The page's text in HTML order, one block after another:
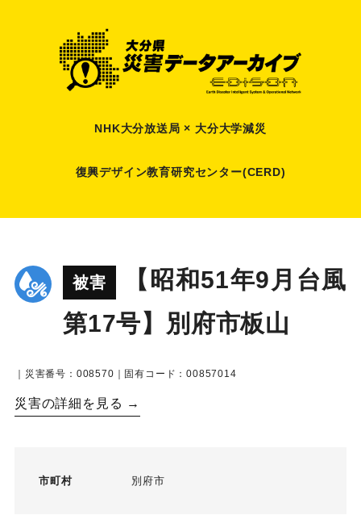
NHK大分放送局 × 大分大学減災
復興デザイン教育研究センター(CERD)
被害
【昭和51年9月台風
第17号】別府市板山
｜災害番号：008570｜固有コード：00857014
災害の詳細を見る →
市町村 別府市